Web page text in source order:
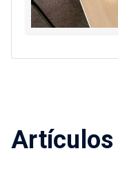
Artículos